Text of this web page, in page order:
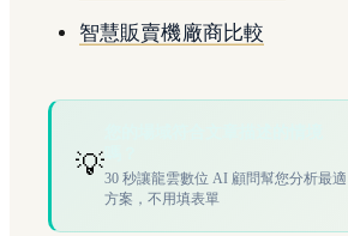
智慧販賣機廠商比較
💡30 秒讓龍雲數位 AI 顧問幫您分析最適
方案，不用填表單